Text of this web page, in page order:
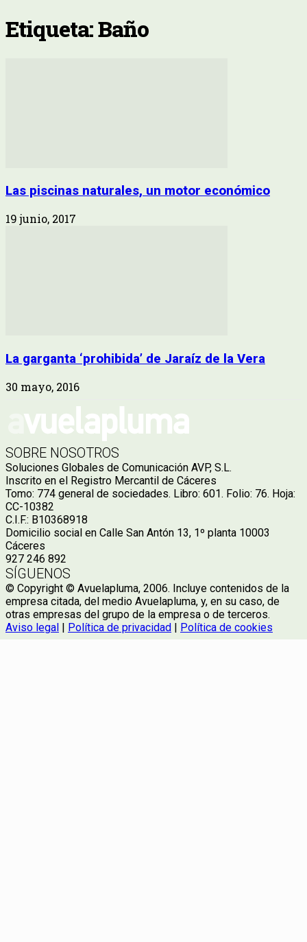
Etiqueta: Baño
Las piscinas naturales, un motor económico
19 junio, 2017
La garganta ‘prohibida’ de Jaraíz de la Vera
30 mayo, 2016
SOBRE NOSOTROS
Soluciones Globales de Comunicación AVP, S.L.
Inscrito en el Registro Mercantil de Cáceres
Tomo: 774 general de sociedades. Libro: 601. Folio: 76. Hoja:
CC-10382
C.I.F.: B10368918
Domicilio social en Calle San Antón 13, 1º planta 10003
Cáceres
927 246 892
SÍGUENOS
© Copyright © Avuelapluma, 2006. Incluye contenidos de la
empresa citada, del medio Avuelapluma, y, en su caso, de
otras empresas del grupo de la empresa o de terceros.
Aviso legal | Política de privacidad | Política de cookies